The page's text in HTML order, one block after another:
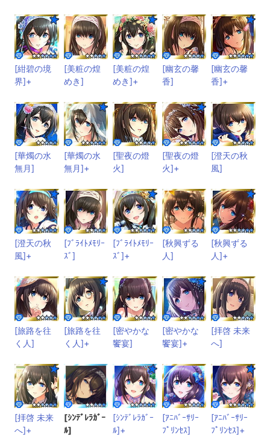
[紺碧の境
界]+
[美粧の煌
めき]
[美粧の煌
めき]+
[幽玄の馨
香]
[幽玄の馨
香]+
[華燭の水
無月]
[華燭の水
無月]+
[聖夜の燈
火]
[聖夜の燈
火]+
[澄天の秋
風]
[澄天の秋
風]+
[ﾌﾞﾗｲﾄﾒﾓﾘｰ
ｽﾞ]
[ﾌﾞﾗｲﾄﾒﾓﾘｰ
ｽﾞ]+
[秋興ずる
人]
[秋興ずる
人]+
[旅路を往
く人]
[旅路を往
く人]+
[密やかな
饗宴]
[密やかな
饗宴]+
[拝啓 未来
へ]
[拝啓 未来
へ]+
[ｼﾝﾃﾞﾚﾗｶﾞｰ
ﾙ]
[ｼﾝﾃﾞﾚﾗｶﾞｰ
ﾙ]+
[ｱﾆﾊﾞｰｻﾘｰ
ﾌﾟﾘﾝｾｽ]
[ｱﾆﾊﾞｰｻﾘｰ
ﾌﾟﾘﾝｾｽ]+